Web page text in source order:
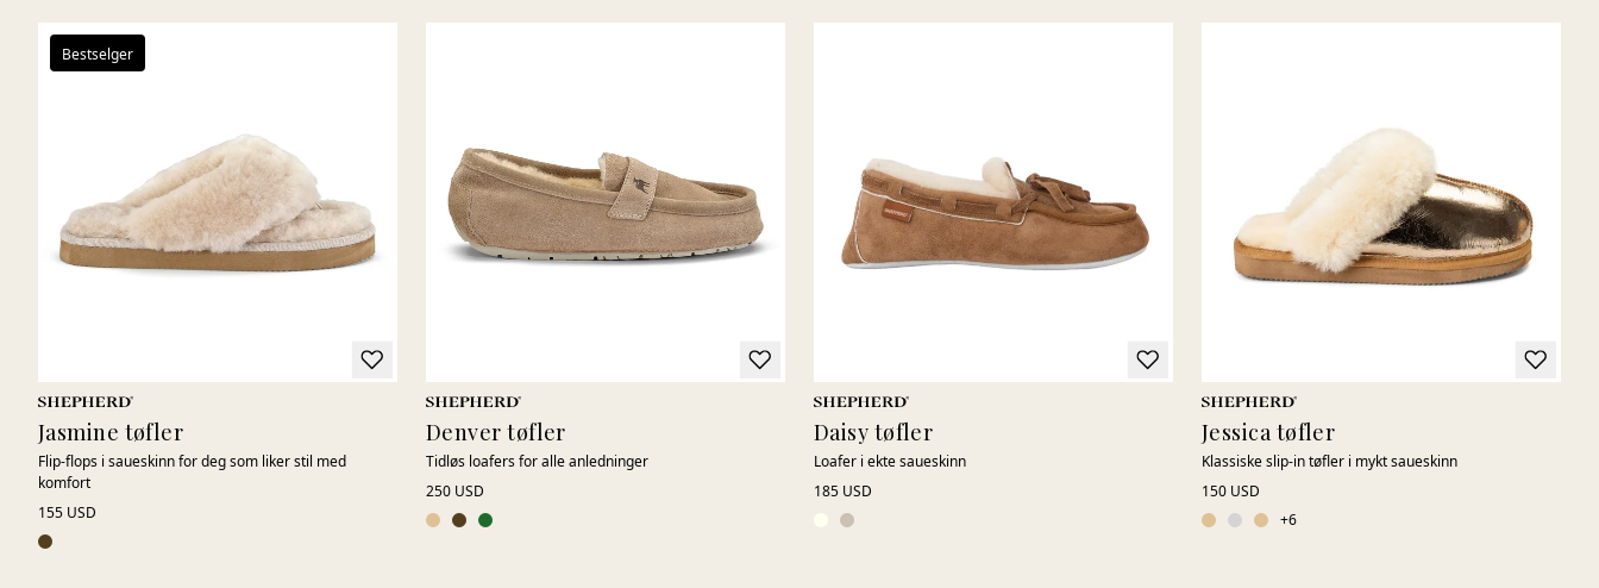
Bestselger
Jasmine tøfler
Flip-flops i saueskinn for deg som liker stil med
komfort
155 USD
Denver tøfler
Tidløs loafers for alle anledninger
250 USD
Daisy tøfler
Loafer i ekte saueskinn
185 USD
Jessica tøfler
Klassiske slip-in tøfler i mykt saueskinn
150 USD
+6